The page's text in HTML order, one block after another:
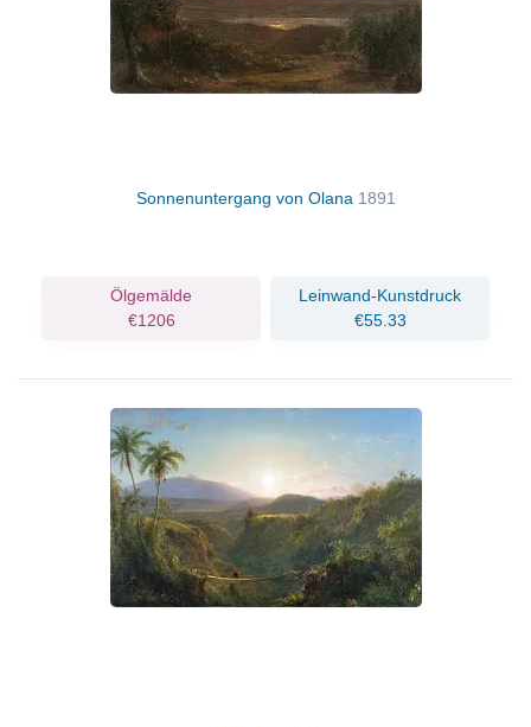
Sonnenuntergang von Olana 1891
Ölgemälde
€1206
Leinwand-Kunstdruck
€55.33